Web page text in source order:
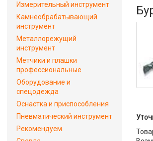
Измерительный инструмент
Камнеобрабатывающий
инструмент
Металлорежущий
инструмент
Метчики и плашки
профессиональные
Оборудование и
спецодежда
Оснастка и приспособления
Пневматический инструмент
Рекомендуем